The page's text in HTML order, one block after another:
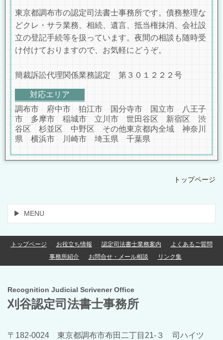
東京都調布市の認定司法書士事務所です。債務整理な
どクレ・サラ業務、相続、遺言、抵当権抹消、会社設
立の登記手続等を扱っています。夜間の相談も随時受
け付けておりますので、お気軽にどうぞ。
簡裁訴訟代理関係業務認定 第３０１２２２号
対応エリア
調布市 府中市 狛江市 国分寺市 国立市 八王子
市 多摩市 稲城市 立川市 世田谷区 新宿区 渋
谷区 杉並区 中野区 その他東京都内全域 神奈川
県 横浜市 川崎市 埼玉県 千葉県
トップページ
MENU
トップページ お役立ち情報 認定司法書士業務案内
よくあるご質問
事務所紹介
お問合せ・メール相談 リンク集
Recognition Judicial Scrivener Office
刈谷認定司法書士事務所
〒182-0024 東京都調布市布田二丁目21-３ 司ハイツ